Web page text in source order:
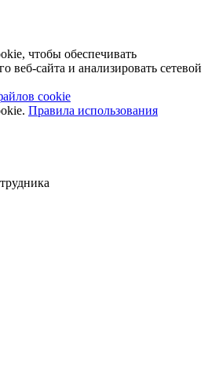
чтобы обеспечивать
веб-сайта и анализировать сетевой
cookie
Правила использования